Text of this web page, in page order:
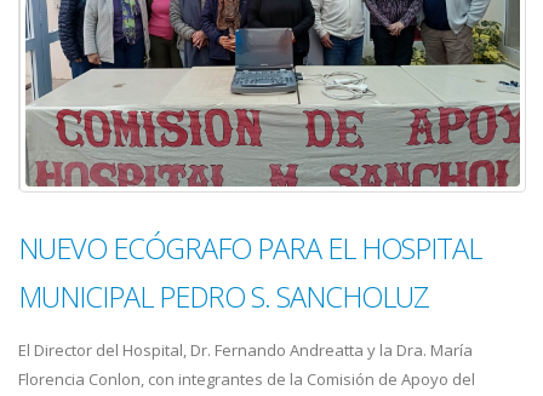
NUEVO ECÓGRAFO PARA EL HOSPITAL
MUNICIPAL PEDRO S. SANCHOLUZ
El Director del Hospital, Dr. Fernando Andreatta y la Dra. María
Florencia Conlon, con integrantes de la Comisión de Apoyo del